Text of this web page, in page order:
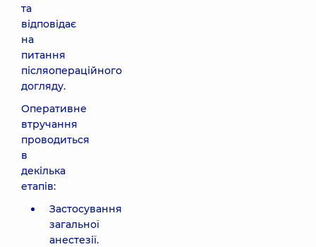
та
відповідає
на
питання
післяопераційного
догляду.
Оперативне
втручання
проводиться
в
декілька
етапів:
Застосування
загальної
анестезії.